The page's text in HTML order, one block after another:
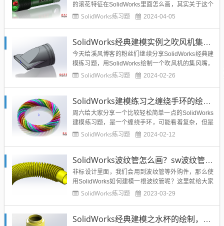
的滚花特征在SolidWorks里面怎么画，其实关于这个
问题我之前就给大家分享过，大家可以看一下之前的
SolidWorks练习题 2024-04-05
SolidWorks经典建模实例之吹风机集风嘴的绘制，常规命令训练
今天给溪风博客的粉丝们继续分享SolidWorks经典建
模练习题，用SolidWorks绘制一个吹风机的集风嘴，
看着好像复杂，其实非常的简单，都是SolidWorks常
的思路，为以后用So...
SolidWorks练习题 2024-02-26
SolidWorks建模练习之缠绕手环的绘制，思路对了特别简单
周六给大家分享一个比较轻松简单一点的SolidWorks
建模练习题，是一个缠绕手环，可能看着复杂，但是
思路对了，画起来就快了，没思路的SolidWorks粉丝
效果图...
SolidWorks练习题 2024-02-12
SolidWorks波纹管怎么画？sw波纹管建模实例步骤拆解
非标设计里面，我们会用到波纹管等外购件，那么使
用SolidWorks如何建模一根波纹管呢？这里就给大家
做一个抛砖引玉的SolidWorks波纹管实例建模，非常
路。SolidWorks波纹管效果图So...
SolidWorks练习题 2023-03-29
SolidWorks经典建模之水杯的绘制，包覆和压凹命令的结合